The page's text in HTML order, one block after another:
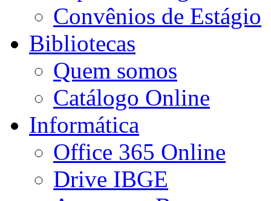
Convênios de Estágio
Bibliotecas
Quem somos
Catálogo Online
Informática
Office 365 Online
Drive IBGE